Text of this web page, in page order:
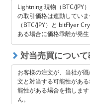
Lightning 現物（BTC/JPY
の取引価格は連動してい
（BTC/JPY）と bitFlyer
ある場合に価格乖離が発生
対当売買について
お客様の注文が、当社が
文と対当する可能性があ
能性がある場合を指しま
ん。